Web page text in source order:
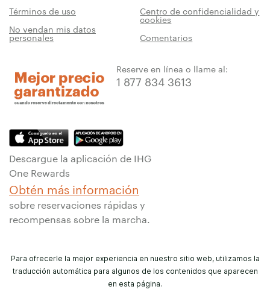
Términos de uso Centro de confidencialidad y
cookies
No vendan mis datos
personales Comentarios
Reserve en línea o llame al:
1 877 834 3613
Descargue la aplicación de IHG
One Rewards
Obtén más información
sobre reservaciones rápidas y
recompensas sobre la marcha.
Para ofrecerle la mejor experiencia en nuestro sitio web, utilizamos la
traducción automática para algunos de los contenidos que aparecen
en esta página.